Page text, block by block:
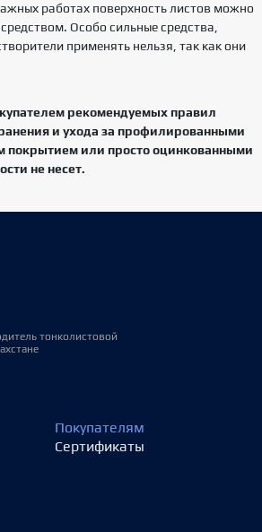
работах поверхность листов можно
Особо сильные средства,
применять нельзя, так как они
рекомендуемых правил
и ухода за профилированными
покрытием или просто оцинкованными
не несет.
тонколистовой
Покупателям
Сертификаты